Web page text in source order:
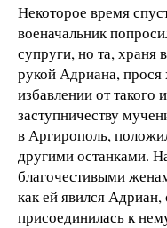
Некоторое время
военачальник
супруги, но та, храня
рукой Адриана, прося
избавлении от такого
заступничеству
в Аргирополь,
другими останками.
благочестивыми
как ей явился Адриан,
присоединилась к